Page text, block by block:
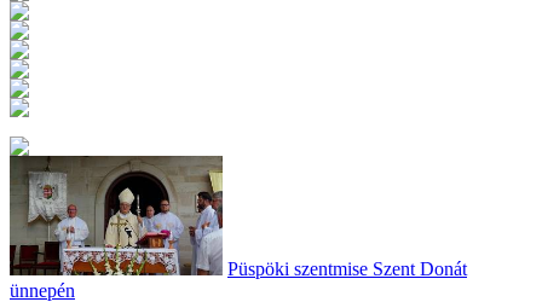
Püspöki szentmise Szent Donát
ünnepén